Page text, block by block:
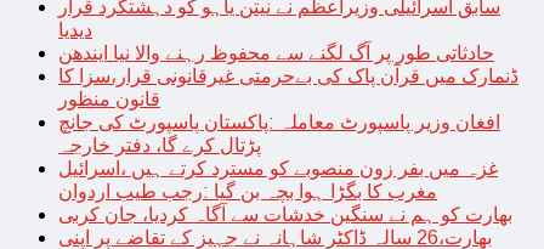
سابق اسرائیلی وزیراعظم نے نیتن یاہو کو دہشتگرد قرار
دیدیا
حادثاتی طور پر آگ لگنے سے محفوظ رہنے والا نیا ایندھن
ڈنمارک میں قرآن پاک کی بےحرمتی غیرقانونی قرار،سزا کا
قانون منظور
افغان وزیر پاسپورٹ معاملہ :پاکستان پاسپورٹ کی جانچ
پڑتال کرے گا، دفتر خارجہ
غزہ میں بفر زون منصوبے کو مسترد کرتے ہیں ،اسرائیل
مغرب کا بگڑا ہوا بچہ بن گیا :رجب طیب اردوان
بھارت کو ہم نے سنگین خدشات سے آگاہ کردیا، جان کربی
بھارت،26 سالہ ڈاکٹر شاہانہ نے جہیز کے تقاضے پر اپنی